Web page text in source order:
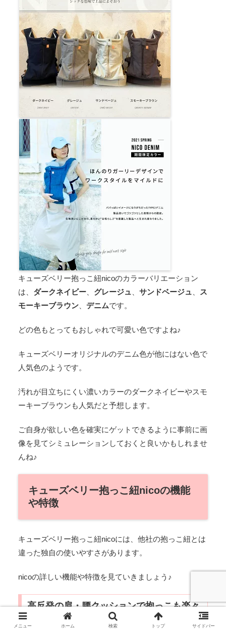
キューズベリー抱っこ紐nicoのカラーバリエーション
は、 ダークネイビー グレージュ サンドベージュ
ス
モーキーブラウン
デニムです。
どの色もとってもおしゃれで可愛い色ですよね♪
キューズベリーオリジナルのデニム色が他にはない色で
人気色のようです。
汚れが目立ちにくい濃いカラーのダークネイビーやスモ
ーキーブラウンも人気だと予想します。
ご自身が欲しい色を確実にゲットできるように事前に画
像を見てシミュレーションしておくと良いかもしれませ
んね♪
キューズベリー抱っこ紐nicoの機能
や特徴
キューズベリー抱っこ紐nicoには、他社の抱っこ紐とは
違った独自の使いやすさがあります。
nicoの詳しい機能や特徴を見ていきましょう♪
高反発の肩・腰クッションで抱っこも楽々
メニュー ホーム 検索 トップ サイドバー